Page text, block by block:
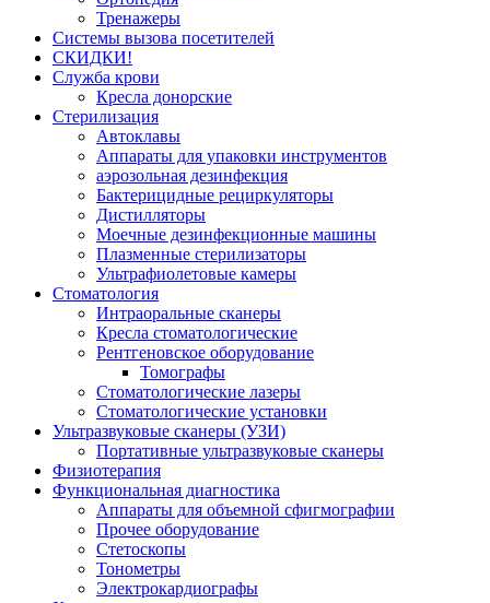
Тренажеры
Системы вызова посетителей
СКИДКИ!
Служба крови
Кресла донорские
Стерилизация
Автоклавы
Аппараты для упаковки инструментов
аэрозольная дезинфекция
Бактерицидные рециркуляторы
Дистилляторы
Моечные дезинфекционные машины
Плазменные стерилизаторы
Ультрафиолетовые камеры
Стоматология
Интраоральные сканеры
Кресла стоматологические
Рентгеновское оборудование
Томографы
Стоматологические лазеры
Стоматологические установки
Ультразвуковые сканеры (УЗИ)
Портативные ультразвуковые сканеры
Физиотерапия
Функциональная диагностика
Аппараты для объемной сфигмографии
Прочее оборудование
Стетоскопы
Тонометры
Электрокардиографы